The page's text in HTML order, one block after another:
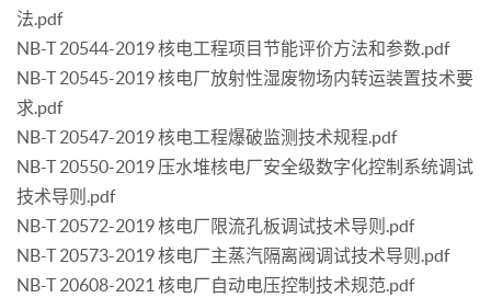
法.pdf
NB-T 20544-2019 核电工程项目节能评价方法和参数.pdf
NB-T 20545-2019 核电厂放射性湿废物场内转运装置技术要
求.pdf
NB-T 20547-2019 核电工程爆破监测技术规程.pdf
NB-T 20550-2019 压水堆核电厂安全级数字化控制系统调试
技术导则.pdf
NB-T 20572-2019 核电厂限流孔板调试技术导则.pdf
NB-T 20573-2019 核电厂主蒸汽隔离阀调试技术导则.pdf
NB-T 20608-2021 核电厂自动电压控制技术规范.pdf